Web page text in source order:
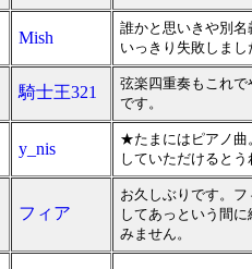
Mish
誰かと思いきや別
いっきり失敗しまし
騎士王321
弦楽四重奏もこれ
です。
y_nis
★たまにはピアノ曲
していただけると
フィア
お久しぶりです。
してあっという間
みません。